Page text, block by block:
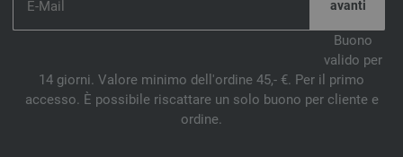
Buono
valido per
14 giorni. Valore minimo dell'ordine 45,- €. Per il primo
accesso. È possibile riscattare un solo buono per cliente e
ordine.